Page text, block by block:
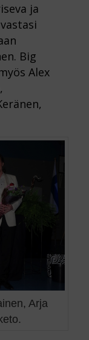
ja
Big
Alex
Arja